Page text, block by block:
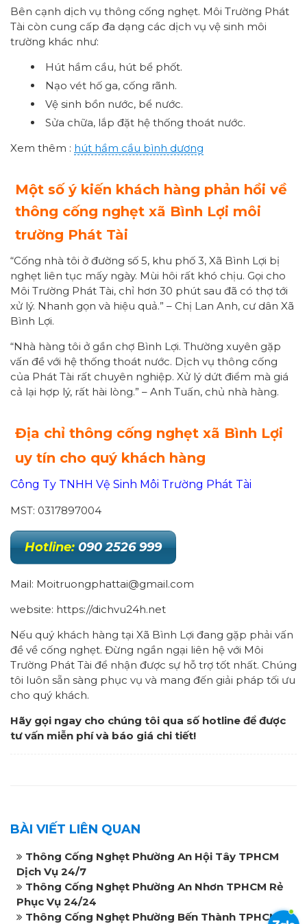
Bên cạnh dịch vụ thông cống nghẹt. Môi Trường Phát
Tài còn cung cấp đa dạng các dịch vụ vệ sinh môi
trường khác như:
Hút hầm cầu, hút bể phốt.
Nạo vét hố ga, cống rãnh.
Vệ sinh bồn nước, bể nước.
Sửa chữa, lắp đặt hệ thống thoát nước.
Xem thêm : hút hầm cầu bình dương
Một số ý kiến khách hàng phản hồi về
thông cống nghẹt xã Bình Lợi môi
trường Phát Tài
“Cống nhà tôi ở đường số 5, khu phố 3, Xã Bình Lợi bị
nghẹt liên tục mấy ngày. Mùi hôi rất khó chịu. Gọi cho
Môi Trường Phát Tài, chỉ hơn 30 phút sau đã có thợ tới
xử lý. Nhanh gọn và hiệu quả.” – Chị Lan Anh, cư dân Xã
Bình Lợi.
“Nhà hàng tôi ở gần chợ Bình Lợi. Thường xuyên gặp
vấn đề với hệ thống thoát nước. Dịch vụ thông cống
của Phát Tài rất chuyên nghiệp. Xử lý dứt điểm mà giá
cả lại hợp lý, rất hài lòng.” – Anh Tuấn, chủ nhà hàng.
Địa chỉ thông cống nghẹt xã Bình Lợi
uy tín cho quý khách hàng
Công Ty TNHH Vệ Sinh Môi Trường Phát Tài
MST: 0317897004
Hotline: 090 2526 999
Mail: Moitruongphattai@gmail.com
website: https://dichvu24h.net
Nếu quý khách hàng tại Xã Bình Lợi đang gặp phải vấn
đề về cống nghẹt. Đừng ngần ngại liên hệ với Môi
Trường Phát Tài để nhận được sự hỗ trợ tốt nhất. Chúng
tôi luôn sẵn sàng phục vụ và mang đến giải pháp tối ưu
cho quý khách.
Hãy gọi ngay cho chúng tôi qua số hotline để được
tư vấn miễn phí và báo giá chi tiết!
BÀI VIẾT LIÊN QUAN
Thông Cống Nghẹt Phường An Hội Tây TPHCM
Dịch Vụ 24/7
Thông Cống Nghẹt Phường An Nhơn TPHCM Rẻ
Phục Vụ 24/24
Thông Cống Nghẹt Phường Bến Thành TPHCM